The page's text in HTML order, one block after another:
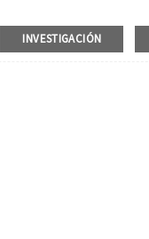
INVESTIGACIÓN